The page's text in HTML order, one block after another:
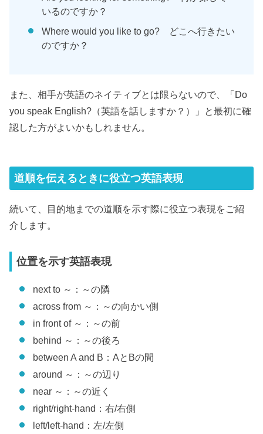
いるのですか？
Where would you like to go? どこへ行きたい
のですか？
また、相手が英語のネイティブとは限らないので、「Do
you speak English?（英語を話しますか？）」と最初に確
認した方がよいかもしれません。
道順を伝えるときに役立つ英語表現
続いて、目的地までの道順を示す際に役立つ表現をご紹
介します。
位置を示す英語表現
next to ～：～の隣
across from ～：～の向かい側
in front of ～：～の前
behind ～：～の後ろ
between A and B：AとBの間
around ～：～の辺り
near ～：～の近く
right/right-hand：右/右側
left/left-hand：左/左側